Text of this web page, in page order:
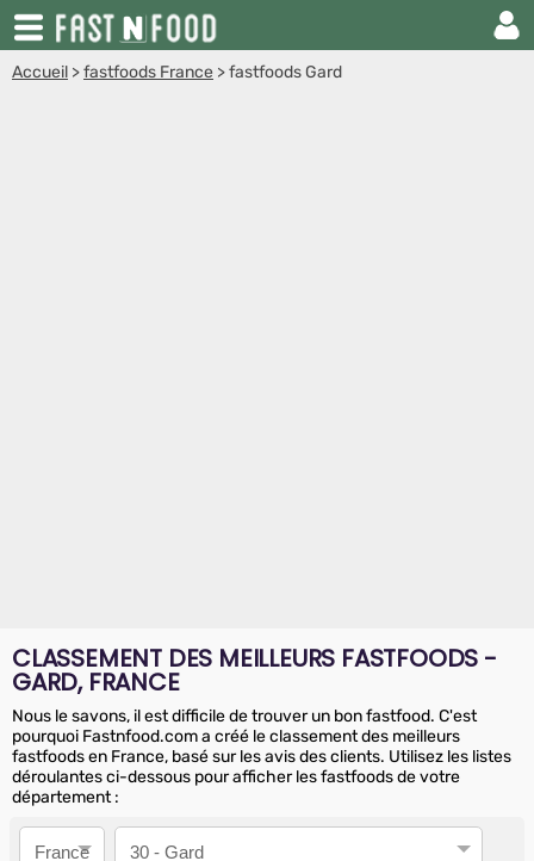
Accueil >fastfoods France >fastfoods Gard
CLASSEMENT DES MEILLEURS FASTFOODS -
GARD, FRANCE
Nous le savons, il est difficile de trouver un bon fastfood. C'est
pourquoi Fastnfood.com a créé le classement des meilleurs
fastfoods en France, basé sur les avis des clients. Utilisez les listes
déroulantes ci-dessous pour afficher les fastfoods de votre
département :
Pays
Département